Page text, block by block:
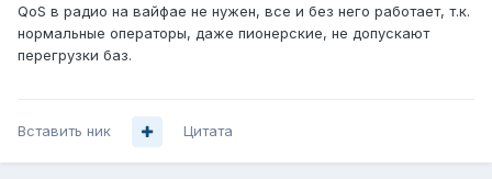
QoS в радио на вайфае не нужен, все и без него работает, т.к.
нормальные операторы, даже пионерские, не допускают
перегрузки баз.
Вставить ник Цитата